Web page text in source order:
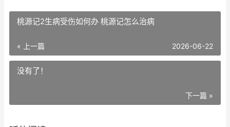
桃源记2生病受伤如何办 桃源记怎么治病
« 上一篇 2026-06-22
没有了！
下一篇 »